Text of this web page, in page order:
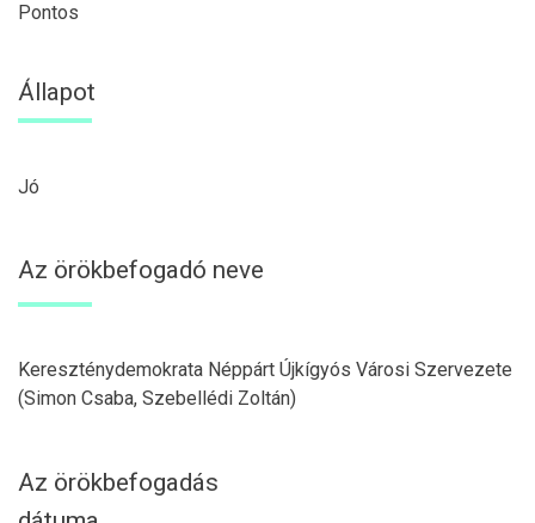
Pontos
Állapot
Jó
Az örökbefogadó neve
Kereszténydemokrata Néppárt Újkígyós Városi Szervezete
(Simon Csaba, Szebellédi Zoltán)
Az örökbefogadás